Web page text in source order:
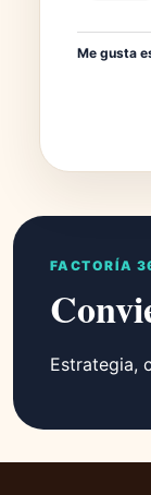
Me gusta
FACTORÍA
Estrategia,